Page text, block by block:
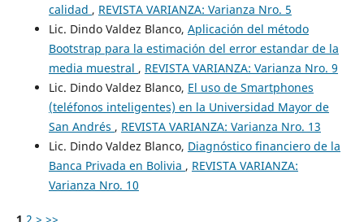
calidad , REVISTA VARIANZA: Varianza Nro. 5
Lic. Dindo Valdez Blanco, Aplicación del método
Bootstrap para la estimación del error estandar de la
media muestral , REVISTA VARIANZA: Varianza Nro. 9
Lic. Dindo Valdez Blanco, El uso de Smartphones
(teléfonos inteligentes) en la Universidad Mayor de
San Andrés , REVISTA VARIANZA: Varianza Nro. 13
Lic. Dindo Valdez Blanco, Diagnóstico financiero de la
Banca Privada en Bolivia , REVISTA VARIANZA:
Varianza Nro. 10